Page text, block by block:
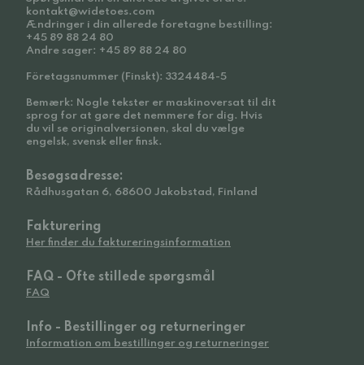
kontakt@widetoes.com
Ændringer i din allerede foretagne bestilling:
+45 89 88 24 80
Andre sager: +45 89 88 24 80
Företagsnummer (Finskt): 3324484-5
Bemærk: Nogle tekster er maskinoversat til dit
sprog for at gøre det nemmere for dig. Hvis
du vil se originalversionen, skal du vælge
engelsk, svensk eller finsk.
Besøgsadresse:
Rådhusgatan 6, 68600 Jakobstad, Finland
Fakturering
Her finder du faktureringsinformation
FAQ - Ofte stillede spørgsmål
FAQ
Info - Bestillinger og returneringer
Information om bestillinger og returneringer